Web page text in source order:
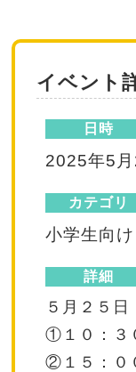
イベント
日時
2025年5
カテゴリ
小学生向け
詳細
５月２５日
①１０：３
②１５：０